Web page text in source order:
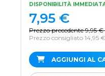
DISPONIBILITÀ
Prezzo precedente 9,95 €
Prezzo consigliato 14,95 €
7,95 €
AGGIUNGI AL